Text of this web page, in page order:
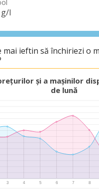
l
mai ieftin să închiriezi o
și a mașinilor
de lună